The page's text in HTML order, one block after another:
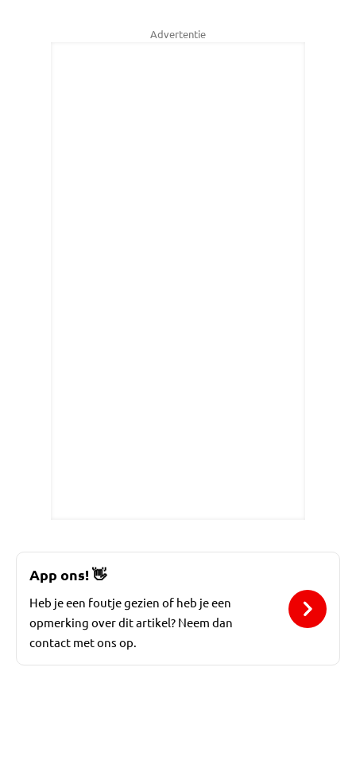
Advertentie
App ons!👋
Heb je een foutje gezien of heb je een
opmerking over dit artikel? Neem dan
contact met ons op.